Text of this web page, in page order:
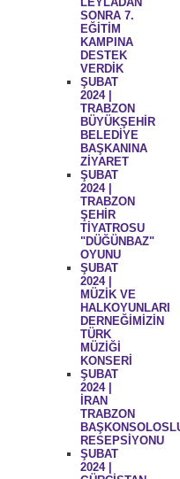
SONRA 7.
EĞİTİM
KAMPINA
DESTEK
VERDİK
ŞUBAT
2024 |
TRABZON
BÜYÜKŞEHİR
BELEDİYE
BAŞKANINA
ZİYARET
ŞUBAT
2024 |
TRABZON
ŞEHİR
TİYATROSU
"DÜĞÜNBAZ"
OYUNU
ŞUBAT
2024 |
MÜZİK VE
HALKOYUNLARI
DERNEĞİMİZİN
TÜRK
MÜZİĞİ
KONSERİ
ŞUBAT
2024 |
İRAN
TRABZON
RESEPSİYONU
ŞUBAT
2024 |